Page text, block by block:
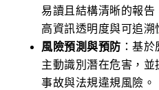
易讀且結構清晰的報
高資訊透明度與可追溯
風險預測與預防 ：基
主動識別潛在危害，
事故與法規違規風險。